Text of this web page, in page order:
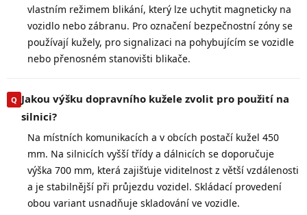
vlastním režimem blikání, který lze uchytit magneticky na
vozidlo nebo zábranu. Pro označení bezpečnostní zóny se
používají kužely, pro signalizaci na pohybujícím se vozidle
nebo přenosném stanovišti blikače.
Jakou výšku dopravního kužele zvolit pro použití na
silnici?
Na místních komunikacích a v obcích postačí kužel 450
mm. Na silnicích vyšší třídy a dálnicích se doporučuje
výška 700 mm, která zajišťuje viditelnost z větší vzdálenosti
a je stabilnější při průjezdu vozidel. Skládací provedení
obou variant usnadňuje skladování ve vozidle.